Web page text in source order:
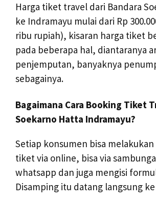
Harga tiket travel dari Bandara
ke Indramayu mulai dari Rp
ribu rupiah), kisaran harga tiket
pada beberapa hal, diantaranya
penjemputan, banyaknya
sebagainya.
Bagaimana Cara Booking Tiket
Soekarno Hatta Indramayu?
Setiap konsumen bisa
tiket via online, bisa via
whatsapp dan juga mengisi
Disamping itu datang langsung